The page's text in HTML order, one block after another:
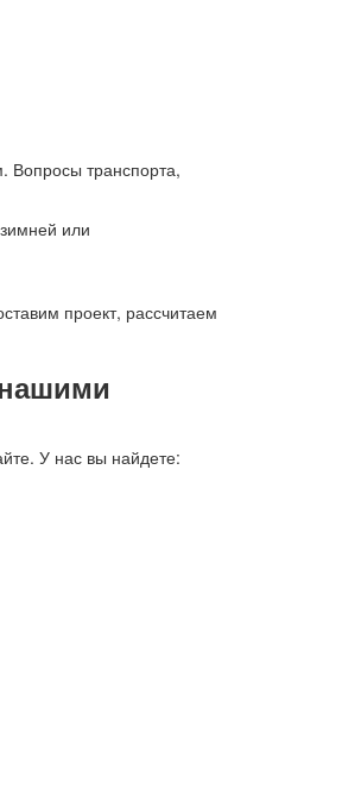
Вопросы транспорта,
или
проект, рассчитаем
У нас вы найдете: